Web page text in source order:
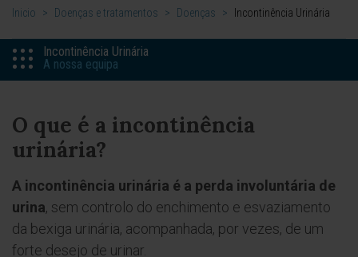
Inicio > Doenças e tratamentos > Doenças > Incontinência Urinária
Incontinência Urinária
A nossa equipa
O que é a incontinência
urinária?
A incontinência urinária é a perda involuntária de
urina, sem controlo do enchimento e esvaziamento
da bexiga urinária, acompanhada, por vezes, de um
forte desejo de urinar.